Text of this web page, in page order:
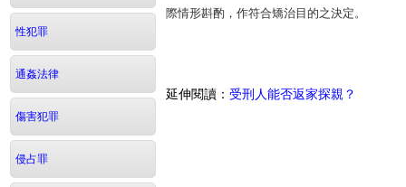
性犯罪
通姦法律
傷害犯罪
侵占罪
際情形斟酌，作符合矯治目的之決定。
延伸閱讀： 受刑人能否返家探親？